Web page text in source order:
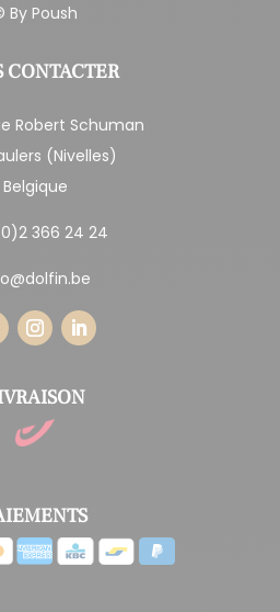
By Poush
CONTACTER
Robert Schuman
(Nivelles)
Belgique
366 24 24